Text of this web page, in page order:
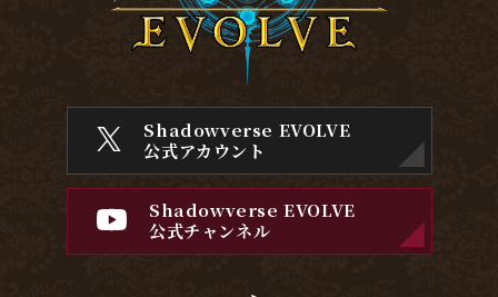
Shadowverse EVOLVE
公式アカウント
Shadowverse EVOLVE
公式チャンネル